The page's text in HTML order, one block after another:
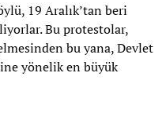
19 Aralık’tan beri
Bu protestolar,
bu yana, Devlet
yönelik en büyük